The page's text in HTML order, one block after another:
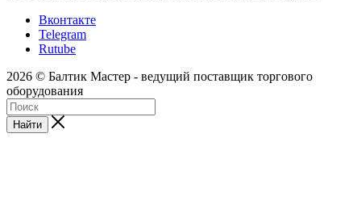
Вконтакте
Telegram
Rutube
2026 © Балтик Мастер - ведущий поставщик торгового
оборудования
Найти